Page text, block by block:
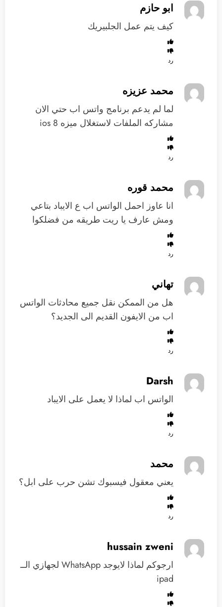
ابو حازم
كيف يتم عمل الجلبيريك
رد
محمد عزيزه
لما لم يدعم برنامج واتس اب حتي الان
مشاركه الملفات لاستغلال ميزه ios 8
رد
محمد قوره
انا عاوز احمل الواتس اب ع الايباد بتاعي
ومش عارف يا ريت طريقه من فضلكوا
رد
تهاني
هل من الممكن نقل جميع محادثات الواتس
اب من الايفون القديم الى الجديد؟
رد
Darsh
الواتس اب لماذا لا يعمل على الايباد
رد
محمد
يعني معقول فيسبوك تشن حرب على ابل؟
رد
hussain zweni
ارجوكم لماذا لايوجد WhatsApp لجهازي الــ
ipad